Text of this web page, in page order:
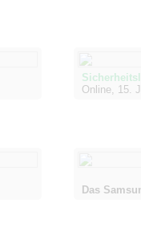
Online, 15.
Das